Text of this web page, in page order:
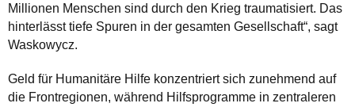
Millionen Menschen sind durch den Krieg traumatisiert. Das
hinterlässt tiefe Spuren in der gesamten Gesellschaft“, sagt
Waskowycz.
Geld für Humanitäre Hilfe konzentriert sich zunehmend auf
die Frontregionen, während Hilfsprogramme in zentraleren